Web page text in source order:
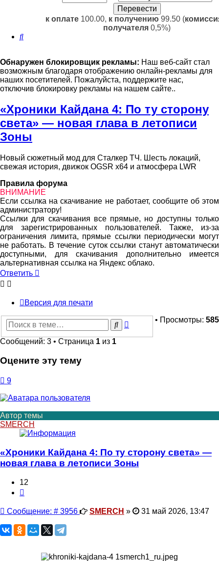
к оплате100.00, к получению 99.50 (
получателя 0,5%)
Поиск
Обнаружен блокировщик рекламы: Наш веб-сайт стал
возможным благодаря отображению онлайн-рекламы для
наших посетителей. Пожалуйста, поддержите нас,
отключив блокировку рекламы на нашем сайте..
«Хроники Кайдана 4: По ту сторону
света» — новая глава в летописи
Зоны
Новый сюжетный мод для Сталкер ТЧ. Шесть локаций,
свежая история, движок OGSR x64 и атмосфера LWR
Правила форума
ВНИМАНИЕ
Если ссылка на скачивание не работает, сообщите об этом
администратору!
Ссылки для скачивания все прямые, но доступны только
для зарегистрированных пользователей. Также, из-за
ограничения лимита, прямые ссылки периодически могут
не работать. В течение суток ссылки станут автоматически
доступными, для скачивания дополнительно имеется
альтернативная ссылка на Яндекс облако.
Ответить
Версия для печати
• Просмотры: 585
ПоискРасширенный
Сообщений: 3 • Страница 1 из 1
Оцените эту тему
9
Автор темы
SMERCH
«Хроники Кайдана 4: По ту сторону света» —
новая глава в летописи Зоны
12
Сообщение: # 3956 Сообщение
SMERCH » 31 май 2026, 13:47